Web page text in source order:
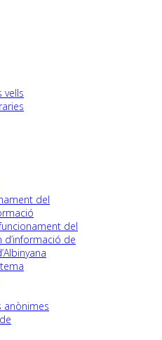
vells
del
del
de
anònimes